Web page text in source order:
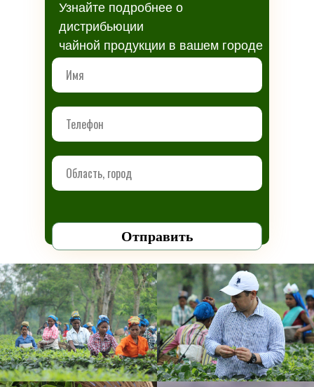
Отправить
Узнайте подробнее о
дистрибьюции
чайной продукции в вашем городе